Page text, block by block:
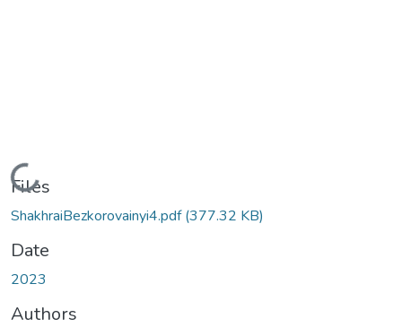
Loading...
Files
ShakhraiBezkorovainyi4.pdf(377.32 KB)
Date
2023
Authors